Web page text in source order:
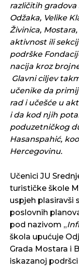
različitih gradova
Odžaka, Velike
Živinica,
aktivnost ili
podrške
nacija kroz
Glavni ciljev
učenike da
rad i učešće u
i da kod njih
poduzetničkog
Hasanspahić,
Hercegovinu.
Učenici JU
turističke škole
uspjeh plasiravši
poslovnih
pod nazivom „
škola upućuje
Grada Mostara i
iskazanoj